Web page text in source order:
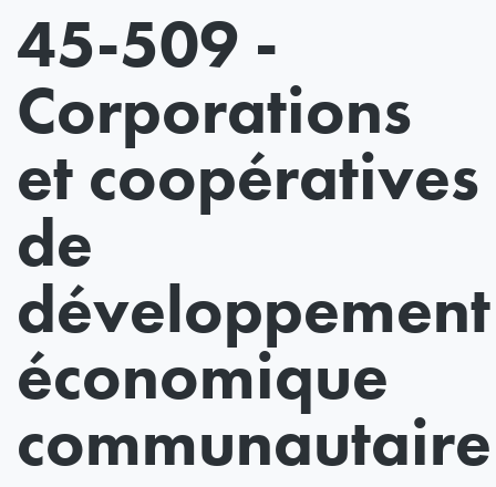
45-509 -
Corporations
et coopératives
de
développement
économique
communautaire